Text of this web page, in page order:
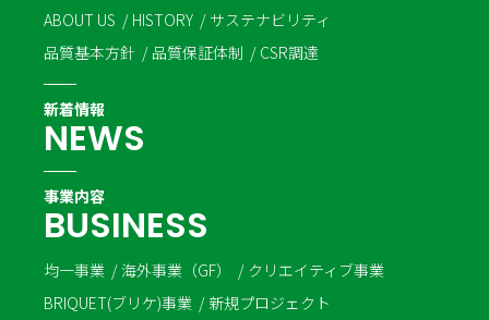
ABOUT US HISTORY
サステナビリティ
品質基本方針
品質保証体制 CSR調達
新着情報
NEWS
事業内容
BUSINESS
均一事業 海外事業（GF）
クリエイティブ事業
BRIQUET(ブリケ)事業
新規プロジェクト